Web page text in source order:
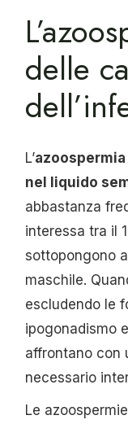
delle
L’azoospermia
nel liquido
abbastanza
interessa tra il
sottopongono
maschile.
escludendo le
ipogonadismo
affrontano con
necessario
Le